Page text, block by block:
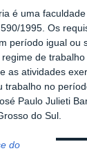
é uma
1995. Os
período igual ou
de
as atividades
trabalho no
Paulo Julieti
do Sul.
do